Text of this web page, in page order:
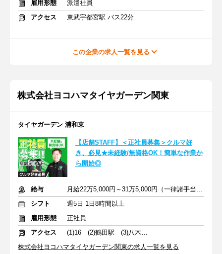
雇用形態
派遣社員
アクセス
東武宇都宮駅 バス22分
この企業の求人一覧を見る
株式会社ヨコハマタイヤガーデン関東
タイヤガーデン 浦和東
【店舗STAFF】＜正社員募集＞クルマ好
き、必見★未経験/無資格OK！簡単な作業か
ら開始◎
給与
月給22万5,000円～31万5,000円（一律諸手当含む）
シフト
週5日 1日8時間以上
雇用形態
正社員
アクセス
(1)16 (2)鶴田駅 (3)八木崎駅
株式会社ヨコハマタイヤガーデン関東の求人一覧を見る